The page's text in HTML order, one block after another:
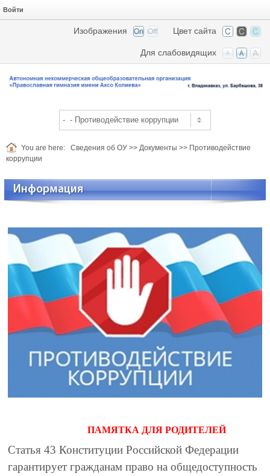
Войти
Цвет сайта
Изображения
Для слабовидящих
You are here: Сведения об ОУ >> Документы >> Противодействие
коррупции
Информация
ПАМЯТКА ДЛЯ РОДИТЕЛЕЙ
Статья 43 Конституции Российской Федерации
гарантирует гражданам право на общедоступность